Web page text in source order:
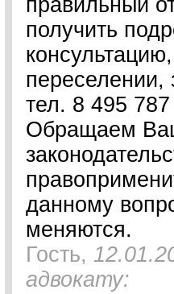
правильный
получить
переселении,
тел. 8 495
Обращаем
данному
меняются.
Гость,
адвокату: